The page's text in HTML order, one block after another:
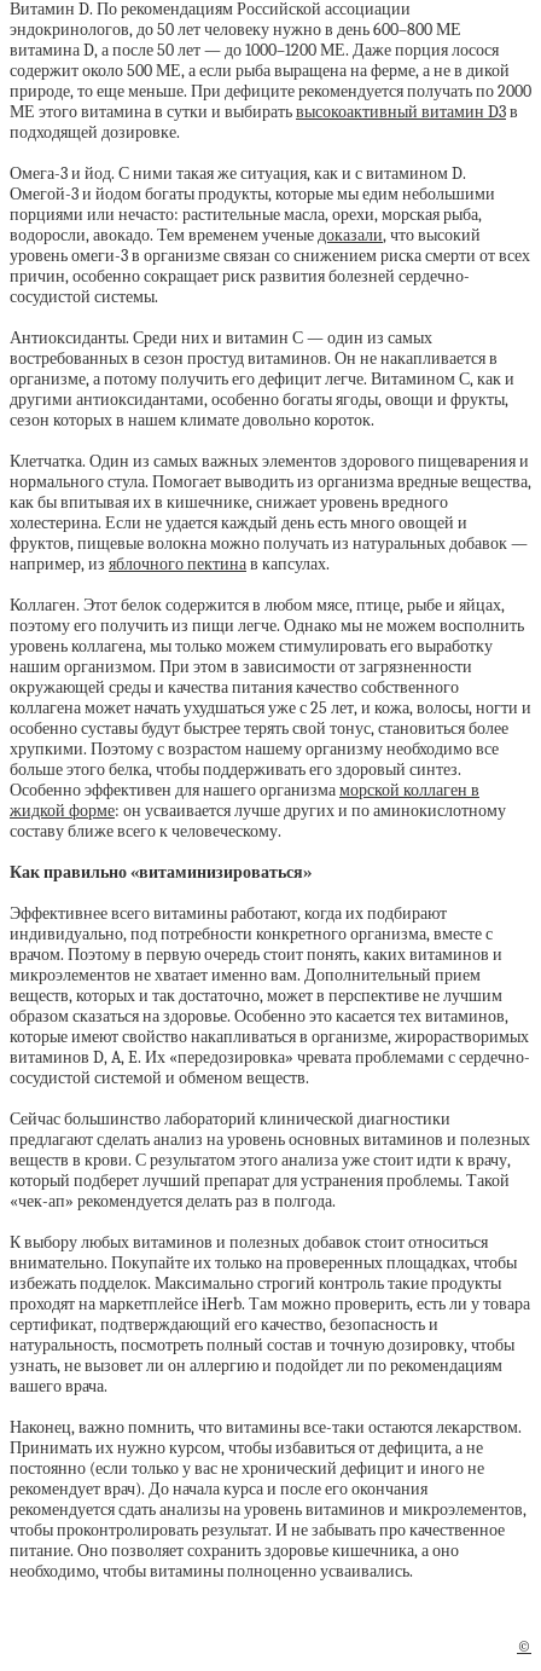
Витамин D. По рекомендациям Российской ассоциации
эндокринологов, до 50 лет человеку нужно в день 600–800 МЕ
витамина D, а после 50 лет — до 1000–1200 МЕ. Даже порция лосося
содержит около 500 МЕ, а если рыба выращена на ферме, а не в дикой
природе, то еще меньше. При дефиците рекомендуется получать по 2000
МЕ этого витамина в сутки и выбиратьвысокоактивный витамин D3в
подходящей дозировке.
Омега-3 и йод. С ними такая же ситуация, как и с витамином D.
Омегой-3 и йодом богаты продукты, которые мы едим небольшими
порциями или нечасто: растительные масла, орехи, морская рыба,
водоросли, авокадо. Тем временем ученыедоказали, что высокий
уровень омеги-3 в организме связан со снижением риска смерти от всех
причин, особенно сокращает риск развития болезней сердечно-
сосудистой системы.
Антиоксиданты. Среди них и витамин С — один из самых
востребованных в сезон простуд витаминов. Он не накапливается в
организме, а потому получить его дефицит легче. Витамином С, как и
другими антиоксидантами, особенно богаты ягоды, овощи и фрукты,
сезон которых в нашем климате довольно короток.
Клетчатка. Один из самых важных элементов здорового пищеварения и
нормального стула. Помогает выводить из организма вредные вещества,
как бы впитывая их в кишечнике, снижает уровень вредного
холестерина. Если не удается каждый день есть много овощей и
фруктов, пищевые волокна можно получать из натуральных добавок —
например, из яблочного пектинав капсулах.
Коллаген. Этот белок содержится в любом мясе, птице, рыбе и яйцах,
поэтому его получить из пищи легче. Однако мы не можем восполнить
уровень коллагена, мы только можем стимулировать его выработку
нашим организмом. При этом в зависимости от загрязненности
окружающей среды и качества питания качество собственного
коллагена может начать ухудшаться уже с 25 лет, и кожа, волосы, ногти и
особенно суставы будут быстрее терять свой тонус, становиться более
хрупкими. Поэтому с возрастом нашему организму необходимо все
больше этого белка, чтобы поддерживать его здоровый синтез.
Особенно эффективен для нашего организмаморской коллаген в
жидкой форме: он усваивается лучше других и по аминокислотному
составу ближе всего к человеческому.
Как правильно «витаминизироваться»
Эффективнее всего витамины работают, когда их подбирают
индивидуально, под потребности конкретного организма, вместе с
врачом. Поэтому в первую очередь стоит понять, каких витаминов и
микроэлементов не хватает именно вам. Дополнительный прием
веществ, которых и так достаточно, может в перспективе не лучшим
образом сказаться на здоровье. Особенно это касается тех витаминов,
которые имеют свойство накапливаться в организме, жирорастворимых
витаминов D, A, E. Их «передозировка» чревата проблемами с сердечно-
сосудистой системой и обменом веществ.
Сейчас большинство лабораторий клинической диагностики
предлагают сделать анализ на уровень основных витаминов и полезных
веществ в крови. С результатом этого анализа уже стоит идти к врачу,
который подберет лучший препарат для устранения проблемы. Такой
«чек-ап» рекомендуется делать раз в полгода.
К выбору любых витаминов и полезных добавок стоит относиться
внимательно. Покупайте их только на проверенных площадках, чтобы
избежать подделок. Максимально строгий контроль такие продукты
проходят на маркетплейсе iHerb. Там можно проверить, есть ли у товара
сертификат, подтверждающий его качество, безопасность и
натуральность, посмотреть полный состав и точную дозировку, чтобы
узнать, не вызовет ли он аллергию и подойдет ли по рекомендациям
вашего врача.
Наконец, важно помнить, что витамины все-таки остаются лекарством.
Принимать их нужно курсом, чтобы избавиться от дефицита, а не
постоянно (если только у вас не хронический дефицит и иного не
рекомендует врач). До начала курса и после его окончания
рекомендуется сдать анализы на уровень витаминов и микроэлементов,
чтобы проконтролировать результат. И не забывать про качественное
питание. Оно позволяет сохранить здоровье кишечника, а оно
необходимо, чтобы витамины полноценно усваивались.
©